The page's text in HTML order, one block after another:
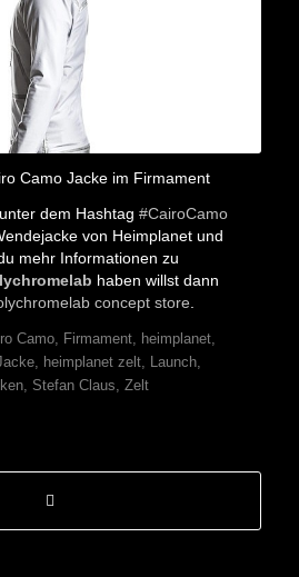
Camo Jacke im Firmament
dem Hashtag #CairoCamo
von Heimplanet und
mehr Informationen zu
haben willst dann
concept store.
Camo, Firmament, heimplanet,
, heimplanet zelt, Launch,
, Stefan Claus Zelt